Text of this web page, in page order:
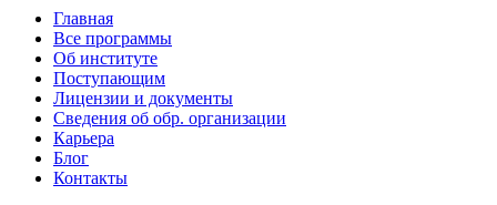
Главная
Все программы
Об институте
Поступающим
Лицензии и документы
Сведения об обр. организации
Карьера
Блог
Контакты